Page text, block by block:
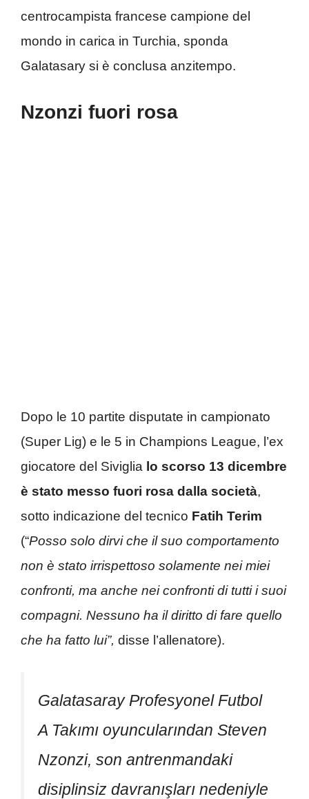
centrocampista francese campione del
mondo in carica in Turchia, sponda
Galatasary si è conclusa anzitempo.
Nzonzi fuori rosa
Dopo le 10 partite disputate in campionato
(Super Lig) e le 5 in Champions League, l’ex
giocatore del Siviglia lo scorso 13 dicembre
è stato messo fuori rosa dalla società,
sotto indicazione del tecnico Fatih Terim
(“Posso solo dirvi che il suo comportamento
non è stato irrispettoso solamente nei miei
confronti, ma anche nei confronti di tutti i suoi
compagni. Nessuno ha il diritto di fare quello
che ha fatto lui”, disse l’allenatore).
Galatasaray Profesyonel Futbol
A Takımı oyuncularından Steven
Nzonzi, son antrenmandaki
disiplinsiz davranışları nedeniyle